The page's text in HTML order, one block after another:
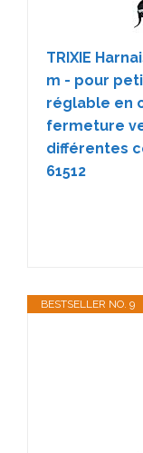
TRIXIE
m - pour
réglable en
fermeture
différentes
61512
BESTSELLER NO. 9